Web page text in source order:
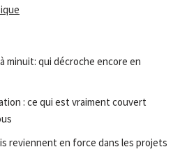
minuit: qui décroche encore en
: ce qui est vraiment couvert
reviennent en force dans les projets